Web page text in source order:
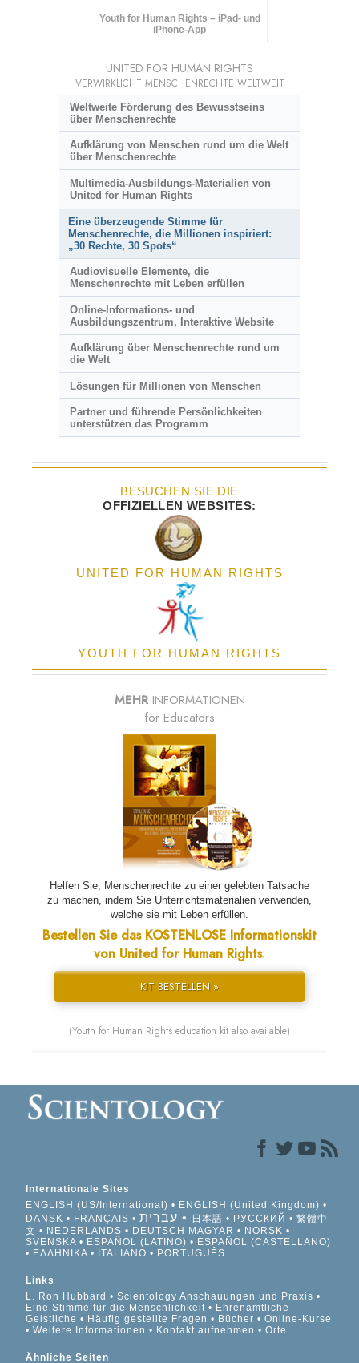
Youth for Human Rights – iPad- und
iPhone-App
UNITED FOR HUMAN RIGHTS
VERWIRKLICHT MENSCHENRECHTE WELTWEIT
Weltweite Förderung des Bewusstseins
über Menschenrechte
Aufklärung von Menschen rund um die Welt
über Menschenrechte
Multimedia-Ausbildungs-Materialien von
United for Human Rights
Eine überzeugende Stimme für
Menschenrechte, die Millionen inspiriert:
„30 Rechte, 30 Spots“
Audiovisuelle Elemente, die
Menschenrechte mit Leben erfüllen
Online-Informations- und
Ausbildungszentrum, Interaktive Website
Aufklärung über Menschenrechte rund um
die Welt
Lösungen für Millionen von Menschen
Partner und führende Persönlichkeiten
unterstützen das Programm
BESUCHEN SIE DIE
OFFIZIELLEN WEBSITES:
UNITED FOR HUMAN RIGHTS
YOUTH FOR HUMAN RIGHTS
MEHR INFORMATIONEN
for Educators
Helfen Sie, Menschenrechte zu einer gelebten Tatsache
zu machen, indem Sie Unterrichtsmaterialien verwenden,
welche sie mit Leben erfüllen.
Bestellen Sie das KOSTENLOSE Informationskit
von United for Human Rights.
KIT BESTELLEN »
(Youth for Human Rights education kit also available)
Internationale Sites
ENGLISH (US/International)
ENGLISH (United Kingdom)
DANSK
FRANÇAIS עברית 日本語 РУССКИЙ
繁體中
文
NEDERLANDS DEUTSCH MAGYAR
NORSK
SVENSKA
ESPAÑOL (LATINO)
ESPAÑOL (CASTELLANO)
ΕΛΛΗΝΙΚA
ITALIANO PORTUGUÊS
Links
L. Ron Hubbard
Scientology Anschauungen und Praxis
Eine Stimme für die Menschlichkeit
Ehrenamtliche
Geistliche
Häufig gestellte Fragen Bücher
Online-Kurse
Weitere Informationen
Kontakt aufnehmen Orte
Ähnliche Seiten